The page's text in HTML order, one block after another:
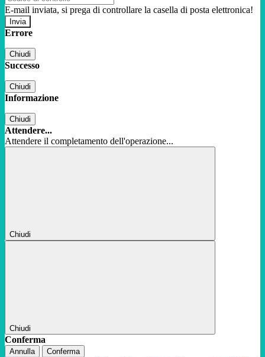
E-mail inviata, si prega di controllare la casella di posta elettronica!
Errore
Chiudi
Successo
Chiudi
Informazione
Chiudi
Attendere...
Attendere il completamento dell'operazione...
Chiudi
Chiudi
Conferma
Annulla Conferma